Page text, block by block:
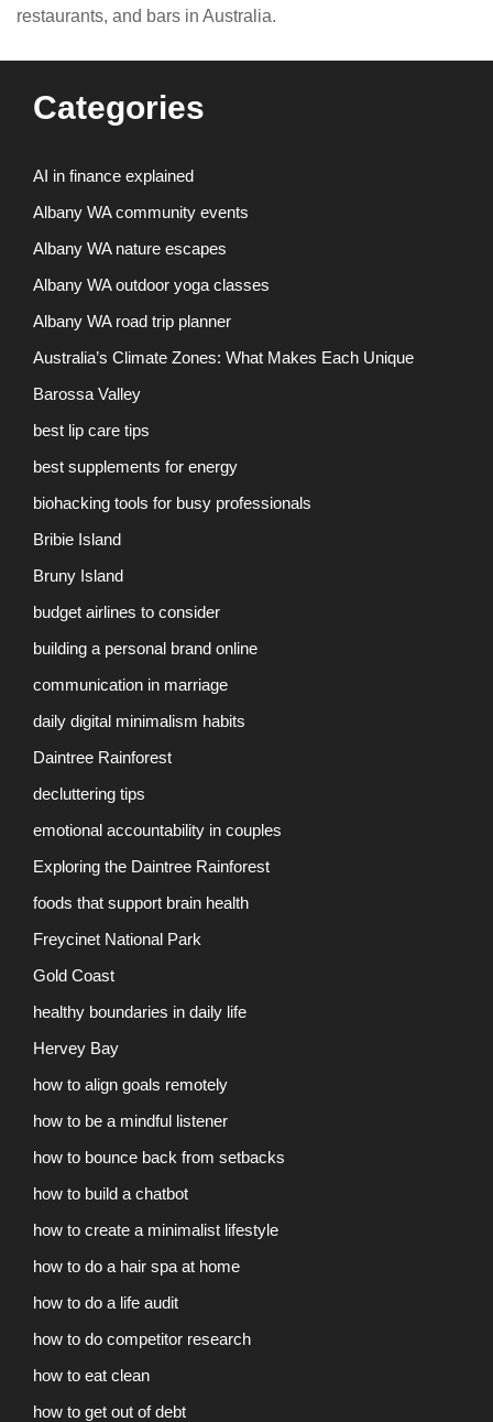
restaurants, and bars in Australia.
Categories
AI in finance explained
Albany WA community events
Albany WA nature escapes
Albany WA outdoor yoga classes
Albany WA road trip planner
Australia’s Climate Zones: What Makes Each Unique
Barossa Valley
best lip care tips
best supplements for energy
biohacking tools for busy professionals
Bribie Island
Bruny Island
budget airlines to consider
building a personal brand online
communication in marriage
daily digital minimalism habits
Daintree Rainforest
decluttering tips
emotional accountability in couples
Exploring the Daintree Rainforest
foods that support brain health
Freycinet National Park
Gold Coast
healthy boundaries in daily life
Hervey Bay
how to align goals remotely
how to be a mindful listener
how to bounce back from setbacks
how to build a chatbot
how to create a minimalist lifestyle
how to do a hair spa at home
how to do a life audit
how to do competitor research
how to eat clean
how to get out of debt